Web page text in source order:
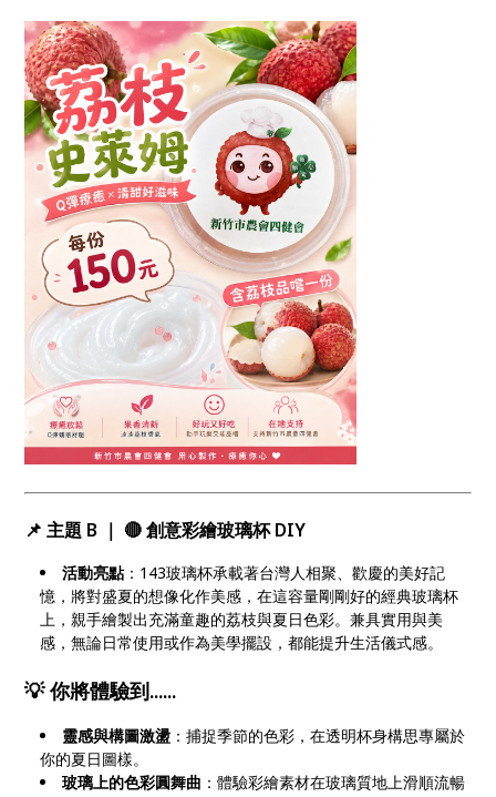
📌 主題 B ｜ 🔴 創意彩繪玻璃杯 DIY
活動亮點：143玻璃杯承載著台灣人相聚、歡慶的美好記
憶，將對盛夏的想像化作美感，在這容量剛剛好的經典玻璃杯
上，親手繪製出充滿童趣的荔枝與夏日色彩。兼具實用與美
感，無論日常使用或作為美學擺設，都能提升生活儀式感。
💡 你將體驗到......
靈感與構圖激盪 ：捕捉季節的色彩，在透明杯身構思專屬於
你的夏日圖樣。
玻璃上的色彩圓舞曲 ：體驗彩繪素材在玻璃質地上滑順流暢